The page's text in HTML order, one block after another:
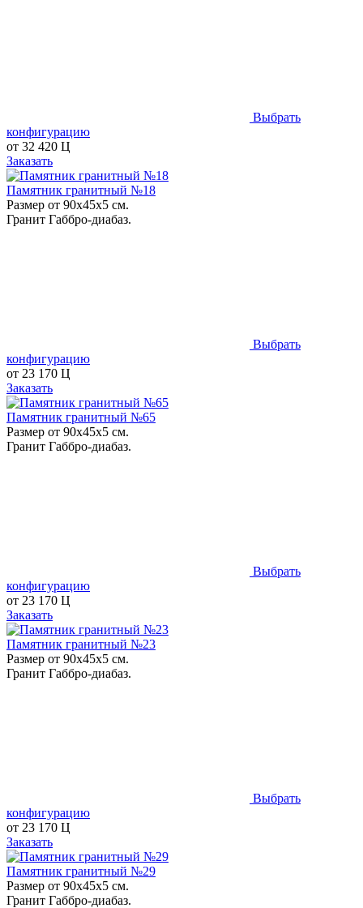
Выбрать
конфигурацию
от 32 420 Ц
Заказать
Памятник гранитный №18
Размер от 90х45х5 см.
Гранит Габбро-диабаз.
Выбрать
конфигурацию
от 23 170 Ц
Заказать
Памятник гранитный №65
Размер от 90х45х5 см.
Гранит Габбро-диабаз.
Выбрать
конфигурацию
от 23 170 Ц
Заказать
Памятник гранитный №23
Размер от 90х45х5 см.
Гранит Габбро-диабаз.
Выбрать
конфигурацию
от 23 170 Ц
Заказать
Памятник гранитный №29
Размер от 90х45х5 см.
Гранит Габбро-диабаз.